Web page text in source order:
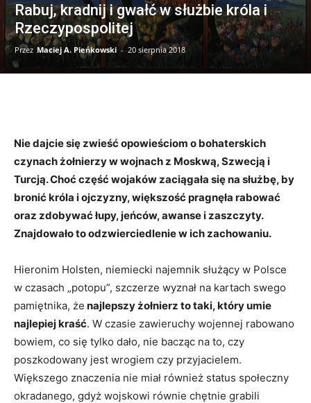
Rabuj, kradnij i gwałć w służbie króla i
Rzeczypospolitej
Przez Maciej A. Pieńkowski - 20 sierpnia 2018
Nie dajcie się zwieść opowieściom o bohaterskich
czynach żołnierzy w wojnach z Moskwą, Szwecją i
Turcją. Choć część wojaków zaciągała sięna służbę, by
bronić króla i ojczyzny, większość pragnęła rabować
oraz zdobywać łupy, jeńców, awanse i zaszczyty.
Znajdowało to odzwierciedlenie w ich zachowaniu.
Hieronim Holsten, niemiecki najemnik służący w Polsce
w czasach „potopu”, szczerze wyznał na kartach swego
pamiętnika, że najlepszy żołnierz to taki, który umie
najlepiej kraść. W czasie zawieruchy wojennej rabowano
bowiem, co się tylko dało, nie bacząc na to, czy
poszkodowany jest wrogiem czy przyjacielem.
Większego znaczenia nie miał również status społeczny
okradanego, gdyż wojskowi równie chętnie grabili